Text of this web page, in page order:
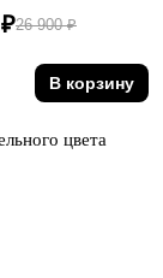
26 900₽
₽
В корзину